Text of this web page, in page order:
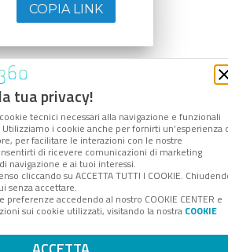
tua privacy!
tecnici necessari alla navigazione e funzionali
i cookie anche per fornirti un’esperienza
per facilitare le interazioni con le nostre
di ricevere comunicazioni di marketing
navigazione e ai tuoi interessi.
cliccando su ACCETTA TUTTI I COOKIE.
senza accettare.
accedendo al nostro COOKIE CENTER e
sui cookie utilizzati, visitando la nostra COOKIE
COPIA LINK